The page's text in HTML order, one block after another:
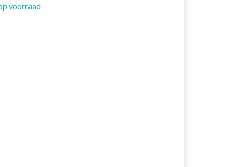
voorraad